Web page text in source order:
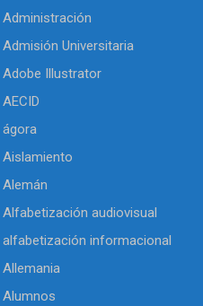
Administración
Admisión Universitaria
Adobe Illustrator
AECID
ágora
Aislamiento
Alemán
Alfabetización audiovisual
alfabetización informacional
Allemania
Alumnos